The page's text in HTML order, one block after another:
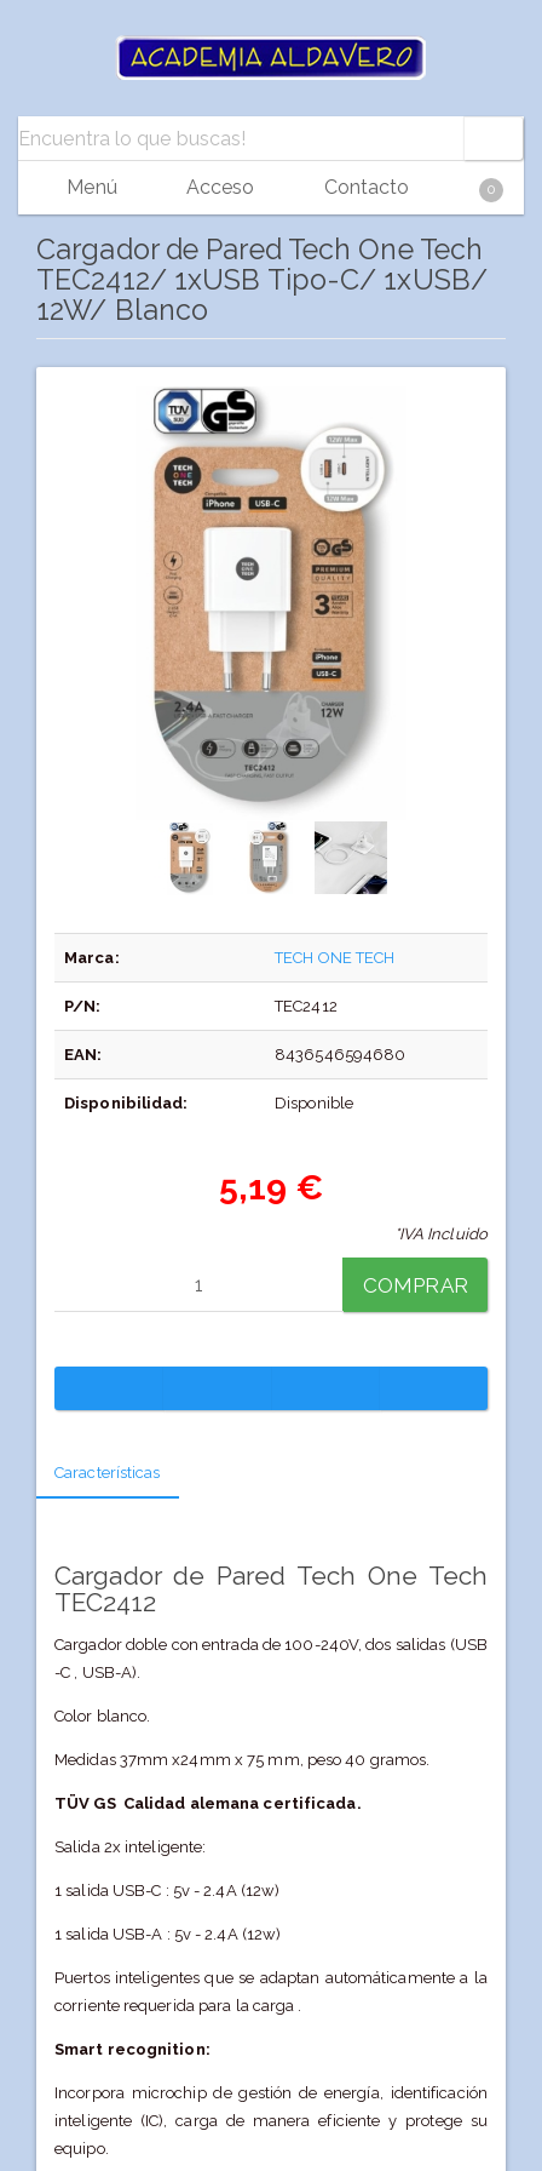
Menú Acceso Contacto 0
Cargador de Pared Tech One Tech
TEC2412/ 1xUSB Tipo-C/ 1xUSB/
12W/ Blanco
Marca: TECH ONE TECH
P/N: TEC2412
EAN: 8436546594680
Disponibilidad: Disponible
5,19 €
*IVA Incluido
COMPRAR
Características
Cargador de Pared Tech One Tech
TEC2412
Cargador doble con entrada de 100-240V, dos salidas (USB
-C , USB-A).
Color blanco.
Medidas 37mm x24mm x 75 mm, peso 40 gramos.
TÜV GS Calidad alemana certificada.
Salida 2x inteligente:
1 salida USB-C : 5v - 2.4A (12w)
1 salida USB-A : 5v - 2.4A (12w)
Puertos inteligentes que se adaptan automáticamente a la
corriente requerida para la carga .
Smart recognition:
Incorpora microchip de gestión de energía, identificación
inteligente (IC), carga de manera eficiente y protege su
equipo.